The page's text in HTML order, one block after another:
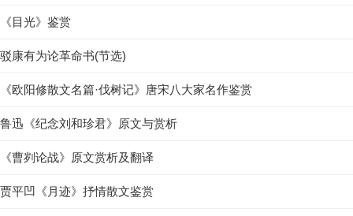
《目光》鉴赏
驳康有为论革命书(节选)
《欧阳修散文名篇·伐树记》唐宋八大家名作鉴赏
鲁迅《纪念刘和珍君》原文与赏析
《曹刿论战》原文赏析及翻译
贾平凹《月迹》抒情散文鉴赏